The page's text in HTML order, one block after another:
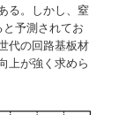
る。しかし、窒
と予測されてお
代の回路基板材
上が強く求めら